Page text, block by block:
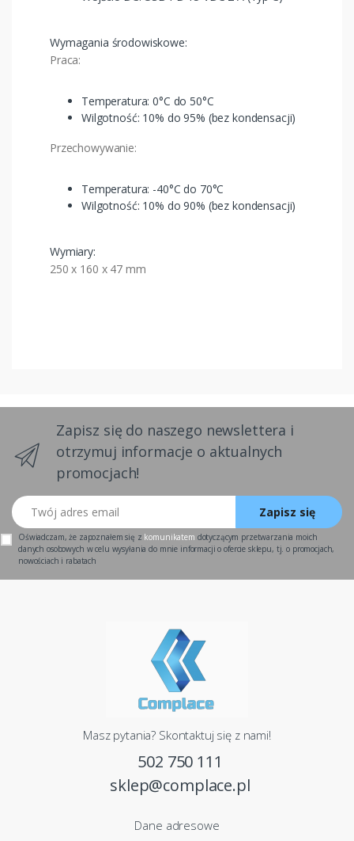
Wymagania środowiskowe:
Praca:
Temperatura: 0°C do 50°C
Wilgotność: 10% do 95% (bez kondensacji)
Przechowywanie:
Temperatura: -40°C do 70°C
Wilgotność: 10% do 90% (bez kondensacji)
Wymiary:
250 x 160 x 47 mm
Zapisz się do naszego newslettera i
otrzymuj informacje o aktualnych
promocjach!
Twój adres email
Zapisz się
Oświadczam, że zapoznałem się z komunikatem dotyczącym przetwarzania moich
danych osobowych w celu wysyłania do mnie informacji o ofercie sklepu, tj. o promocjach,
nowościach i rabatach
Masz pytania? Skontaktuj się z nami!
502 750 111
sklep@complace.pl
Dane adresowe